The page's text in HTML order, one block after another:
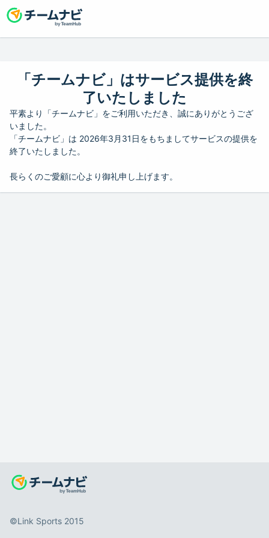
「チームナビ」はサービス提供を終
了いたしました
平素より「チームナビ」をご利用いただき、誠にありがとうござ
いました。
「チームナビ」は 2026年3月31日をもちましてサービスの提供を
終了いたしました。
長らくのご愛顧に心より御礼申し上げます。
©️Link Sports 2015